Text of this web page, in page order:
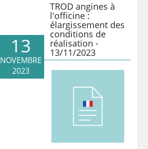
TROD angines à
l'officine :
élargissement des
conditions de
réalisation -
13/11/2023
13
NOVEMBRE
2023